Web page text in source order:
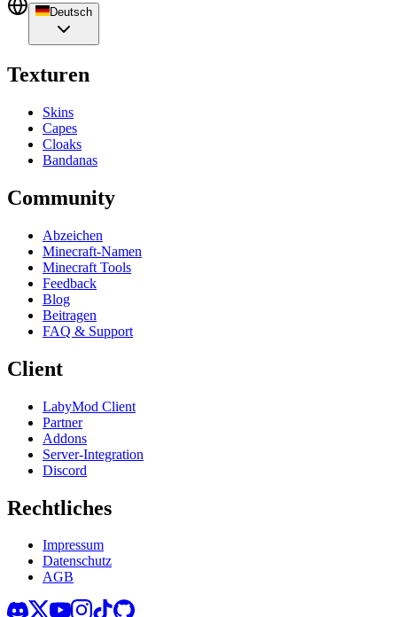
Deutsch
Texturen
Skins
Capes
Cloaks
Bandanas
Community
Abzeichen
Minecraft-Namen
Minecraft Tools
Feedback
Blog
Beitragen
FAQ & Support
Client
LabyMod Client
Partner
Addons
Server-Integration
Discord
Rechtliches
Impressum
Datenschutz
AGB